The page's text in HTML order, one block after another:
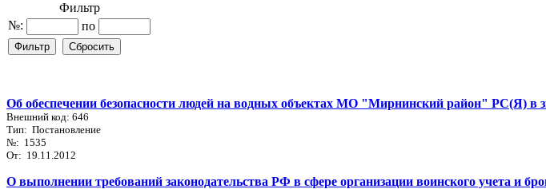
Фильтр
№:
по
Об обеспечении безопасности людей на водных объектах МО "Мирнинский район" РС(Я) в
Внешний код: 646
Тип: Постановление
№: 1535
От: 19.11.2012
О выполнении требований законодательства РФ в сфере организации воинского учета